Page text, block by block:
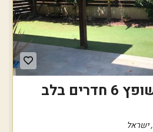
נמכר!!! קוטג' משופץ 6 חדרים בלב